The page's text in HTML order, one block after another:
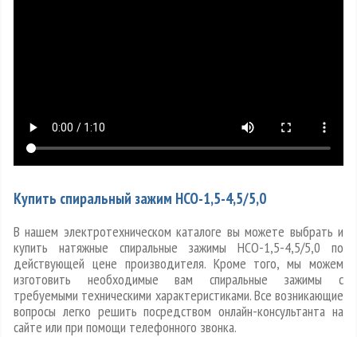
Купить спиральный зажим НСО-1,5-4,5/5,0
В нашем электротехническом каталоге вы можете выбрать и
купить натяжные спиральные зажимы НСО-1,5-4,5/5,0 по
действующей цене производителя. Кроме того, мы можем
изготовить необходимые вам спиральные зажимы с
требуемыми техническими характеристиками. Все возникающие
вопросы легко решить посредством онлайн-консультанта на
сайте или при помощи телефонного звонка.